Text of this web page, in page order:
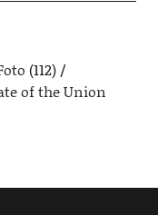
(112)
of the Union